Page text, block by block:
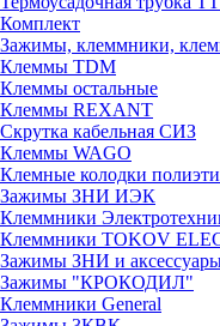
Комплект
Зажимы, клеммники,
Клеммы TDM
Клеммы остальные
Клеммы REXANT
Скрутка кабельная СИЗ
Клеммы WAGO
Клемные колодки
Зажимы ЗНИ ИЭК
Клеммники
Клеммники TOKOV
Зажимы ЗНИ и
Зажимы "КРОКОДИЛ"
Клеммники General